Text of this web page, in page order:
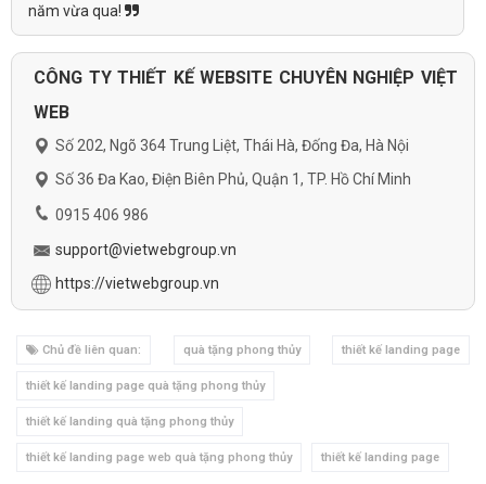
năm vừa qua!
CÔNG TY THIẾT KẾ WEBSITE CHUYÊN NGHIỆP VIỆT
WEB
Số 202, Ngõ 364 Trung Liệt, Thái Hà, Đống Đa, Hà Nội
Số 36 Đa Kao, Điện Biên Phủ, Quận 1, TP. Hồ Chí Minh
0915 406 986
support@vietwebgroup.vn
https://vietwebgroup.vn
Chủ đề liên quan: quà tặng phong thủy thiết kế landing page
thiết kế landing page quà tặng phong thủy
thiết kế landing quà tặng phong thủy
thiết kế landing page web quà tặng phong thủy thiết kế landing page